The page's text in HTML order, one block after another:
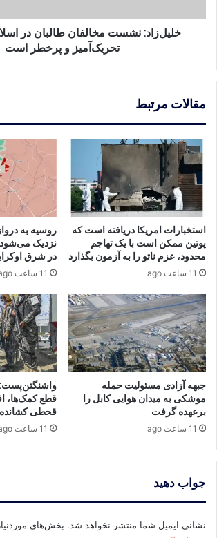
و
خلیل‌زاد: نشست مخالفان طالبان در
تحریک‌آمیز و پرخطر است
مقالات مرتبط
استخبارات امریکا دریافته است که
پوتین ممکن است با یک تهاجم
محدود، عزم ناتو را به آزمون بگذارد
11 ساعت ago
روسیه به
نزدیک
در شرق
11 ساعت ago
جبهه آزادی مسئولیت حمله
موشکی به میدان هوایی کابل را
برعهده گرفت
11 ساعت ago
واشنگتن‌پست:
قطع کمک‌ها،
قحطی
11 ساعت ago
جواب دهید
نشانی ایمیل شما منتشر نخواهد شد. بخش‌های